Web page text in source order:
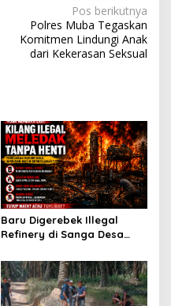
Pos berikutnya
Polres Muba Tegaskan
Komitmen Lindungi Anak
dari Kekerasan Seksual
Baru Digerebek Illegal
Refinery di Sanga Desa
Hukum Dipertanyakan